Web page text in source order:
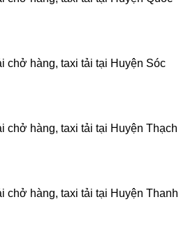
chở hàng, taxi tải tại Huyện Sóc
chở hàng, taxi tải tại Huyện Thạch
chở hàng, taxi tải tại Huyện Thanh